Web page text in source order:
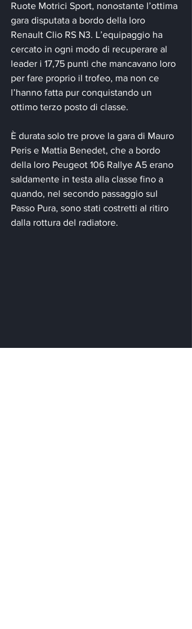
Ruote Motrici Sport, nonostante l’ottima
gara disputata a bordo della loro
Renault Clio RS N3. L’equipaggio ha
cercato in ogni modo di recuperare al
leader i 17,75 punti che mancavano loro
per fare proprio il trofeo, ma non ce
l’hanno fatta pur conquistando un
ottimo terzo posto di classe.
È durata solo tre prove la gara di Mauro
Peris e Mattia Benedet, che a bordo
della loro Peugeot 106 Rallye A5 erano
saldamente in testa alla classe fino a
quando, nel secondo passaggio sul
Passo Pura, sono stati costretti al ritiro
dalla rottura del radiatore.